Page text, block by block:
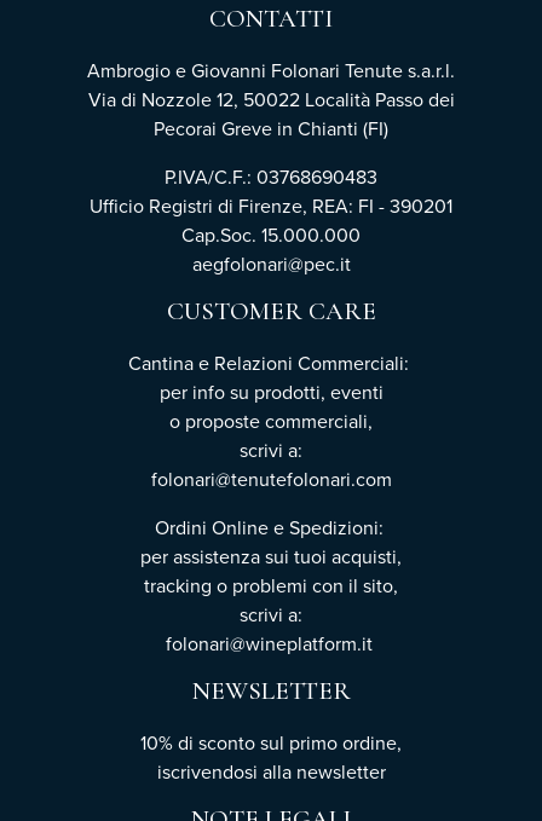
CONTATTI
Ambrogio e Giovanni Folonari Tenute s.a.r.l.
Via di Nozzole 12, 50022 Località Passo dei
Pecorai Greve in Chianti (FI)
P.IVA/C.F.: 03768690483
Ufficio Registri di Firenze, REA: FI - 390201
Cap.Soc. 15.000.000
aegfolonari@pec.it
CUSTOMER CARE
Cantina e Relazioni Commerciali:
per info su prodotti, eventi
o proposte commerciali,
scrivi a:
folonari@tenutefolonari.com
Ordini Online e Spedizioni:
per assistenza sui tuoi acquisti,
tracking o problemi con il sito,
scrivi a:
folonari@wineplatform.it
NEWSLETTER
10% di sconto sul primo ordine,
iscrivendosi alla newsletter